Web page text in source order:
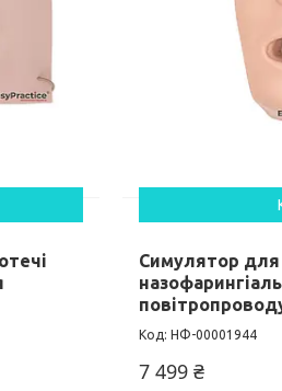
Симулятор для
НФ-00001944
7 499 ₴